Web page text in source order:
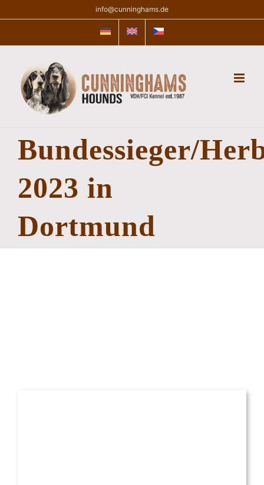
info@cunninghams.de
Bundessieger/
2023 in
Dortmund